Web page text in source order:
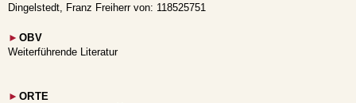
Dingelstedt, Franz Freiherr von: 118525751
► OBV
Weiterführende Literatur
► ORTE